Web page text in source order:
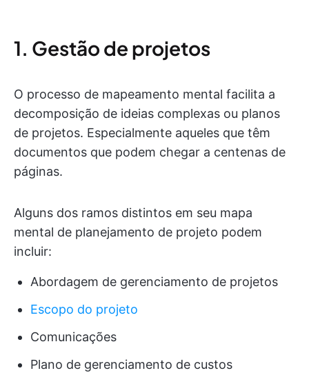
1. Gestão de projetos
O processo de mapeamento mental facilita a
decomposição de ideias complexas ou planos
de projetos. Especialmente aqueles que têm
documentos que podem chegar a centenas de
páginas.
Alguns dos ramos distintos em seu mapa
mental de planejamento de projeto podem
incluir:
Abordagem de gerenciamento de projetos
Escopo do projeto
Comunicações
Plano de gerenciamento de custos